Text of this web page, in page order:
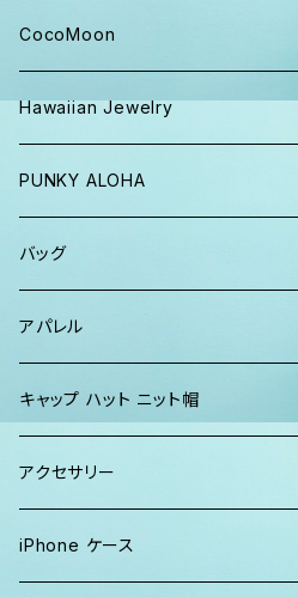
パンツ
Tシャツ、ロンT
半袖シャツ
ショーツ、短パン
パーカー、スウェット
ポーチ
バッグ
iPhoneケース
その他
タオル
CocoMoon
おくるみ
おくるみ&スタイ ギフト
マスク
ガウン&帽子セット
Hawaiian Jewelry
PUNKY ALOHA
トートバッグ・ポーチ
ハンカチタオル
ワンピース
バッグ
ポーチ
巾着バッグ
トートバッグ
2WAYバッグ
アパレル
キッズ
キャップ
Tシャツ
レディース
ソックス
メンズ
キャップ ハット ニット帽
アクセサリー
Lani Hawaii Jewelry
iPhone ケース